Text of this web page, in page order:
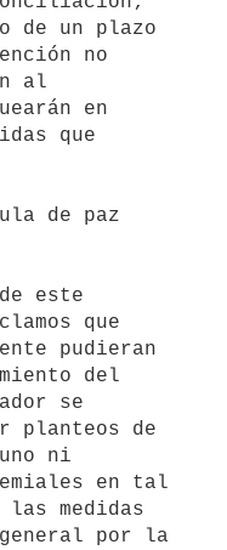
de un plazo
no
al
en
que
que
pudieran
del
se
planteos de
ni
en tal
medidas
por la